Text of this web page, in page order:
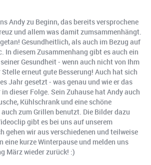
Andy zu Beginn, das bereits versprochene
und allem was damit zumsammenhängt.
Gesundheitlich, als auch im Bezug auf
In diesem Zusammenhang gibt es auch ein
Gesundheit - wenn auch nicht von Ihm
erneut gute Besserung! Auch hat sich
Jahr gesetzt - was genau und wie er das
dieser Folge. Sein Zuhause hat Andy auch
Kühlschrank und eine schöne
zum Grillen benutzt. Die Bilder dazu
gibt es bei uns auf unserem
gehen wir aus verschiedenen und teilweise
eine kurze Winterpause und melden uns
März wieder zurück! :)